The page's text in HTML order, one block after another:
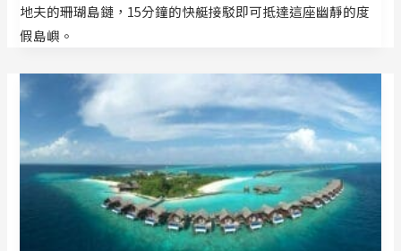
地夫的珊瑚島鏈，15分鐘的快艇接駁即可抵達這座幽靜的度
假島嶼。